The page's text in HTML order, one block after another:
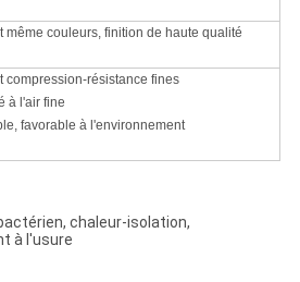
même couleurs, finition de haute qualité
compression-résistance fines
à l'air fine
favorable à l'environnement
chaleur-isolation,
à l'usure